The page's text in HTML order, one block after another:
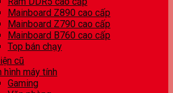
Mainboard Z890 cao cấp
Mainboard Z790 cao cấp
Mainboard B760 cao cấp
Top bán chạy
cũ
hình máy tính
Gaming